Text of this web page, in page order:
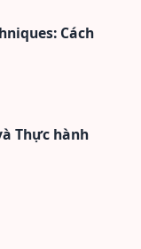
Cách
Thực hành